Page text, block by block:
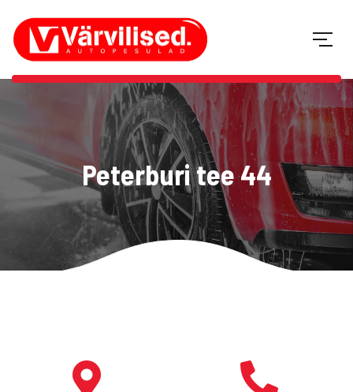
Peterburi tee 44